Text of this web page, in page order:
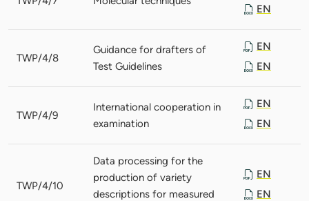
EN
TWP/4/8
Guidance for drafters of
Test Guidelines
EN
EN
TWP/4/9
International cooperation in
examination
EN
EN
TWP/4/10
Data processing for the
production of variety
descriptions for measured
EN
EN